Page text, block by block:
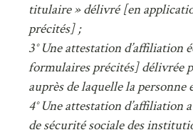
titulaire » délivré [en
précités] ;
3° Une attestation d’affiliation
formulaires précités] délivrée
auprès de laquelle la personne
4° Une attestation d’affiliation
de sécurité sociale des